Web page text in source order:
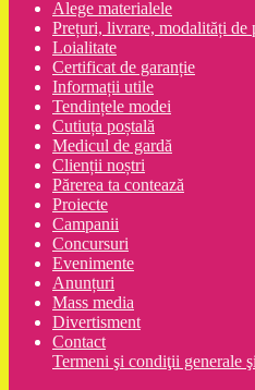
Alege materialele
Prețuri, livrare, modalități de
Loialitate
Certificat de garanție
Informații utile
Tendințele modei
Cutiuța poștală
Medicul de gardă
Clienții noștri
Părerea ta contează
Proiecte
Campanii
Concursuri
Evenimente
Anunțuri
Mass media
Divertisment
Contact
Termeni şi condiţii generale